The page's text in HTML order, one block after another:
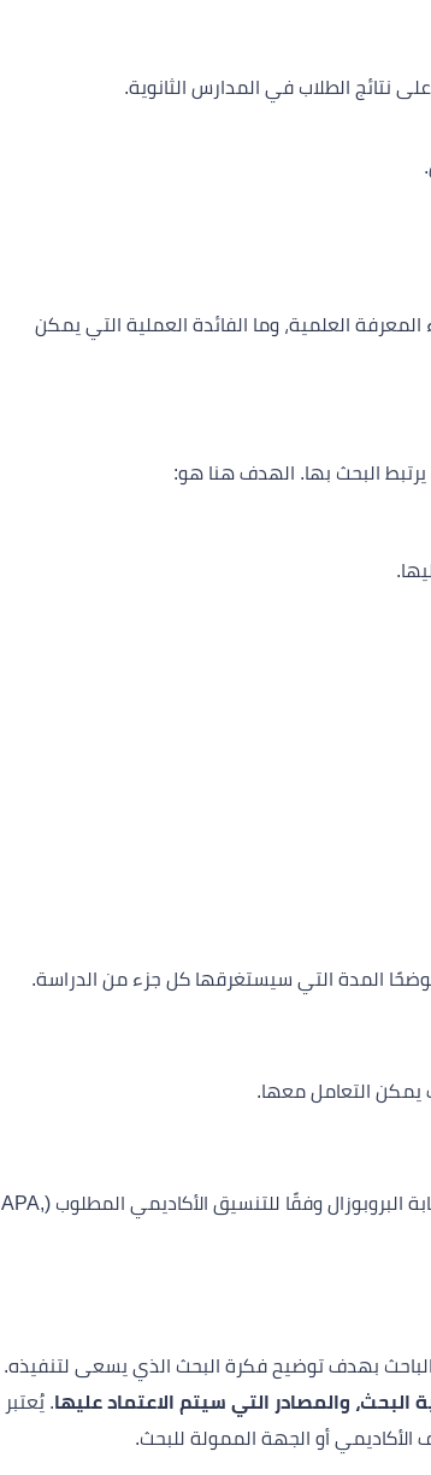
نتائج الطلاب في المدارس الثانوية.
العلمية، وما الفائدة العملية التي يمكن
البحث بها. الهدف هنا هو:
المدة التي سيستغرقها كل جزء من الدراسة.
يمكن التعامل معها.
يجب أن تتضمن قائمة بالمصادر التي تم الاستعانة بها في كتابة البروبوزال وفقًا للتنسيق الأكاديمي المطلوب (APA,
بهدف توضيح فكرة البحث الذي يسعى لتنفيذه.
البحث، والمصادر التي سيتم الاعتماد عليها. يُعتبر
أو الجهة الممولة للبحث.